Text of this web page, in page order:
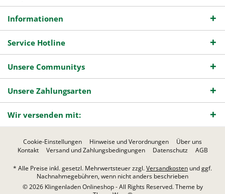
Informationen
Service Hotline
Unsere Communitys
Unsere Zahlungsarten
Wir versenden mit:
Cookie-Einstellungen Hinweise und Verordnungen
Über uns
Kontakt
Versand und Zahlungsbedingungen Datenschutz AGB
* Alle Preise inkl. gesetzl. Mehrwertsteuer zzgl.Versandkosten und ggf.
Nachnahmegebühren, wenn nicht anders beschrieben
© 2026 Klingenladen Onlineshop - All Rights Reserved. Theme by